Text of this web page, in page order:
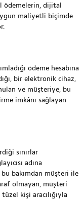
ödemelerin, dijital
maliyetli biçimde
ödeme hesabına
bir elektronik cihaz,
ve müşteriye, bu
imkânı sağlayan
sınırlar
adına
bakımdan müşteri ile
olmayan, müşteri
kişi aracılığıyla